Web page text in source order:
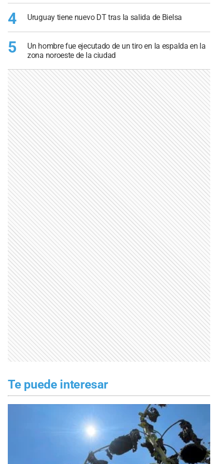
4 Uruguay tiene nuevo DT tras la salida de Bielsa
5
Un hombre fue ejecutado de un tiro en la espalda en la
zona noroeste de la ciudad
Te puede interesar